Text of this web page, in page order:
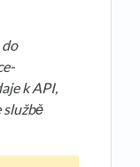
k API,
službě